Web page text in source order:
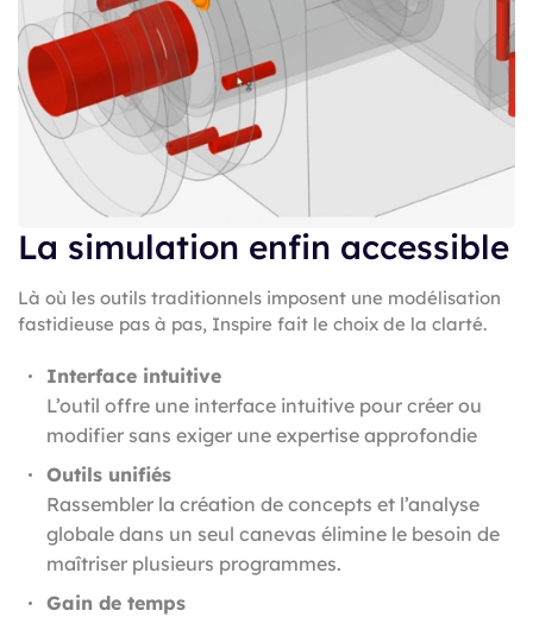
La simulation enfin accessible
Là où les outils traditionnels imposent une modélisation
fastidieuse pas à pas, Inspire fait le choix de la clarté.
Interface intuitive
L’outil offre une interface intuitive pour créer ou
modifier sans exiger une expertise approfondie
Outils unifiés
Rassembler la création de concepts et l’analyse
globale dans un seul canevas élimine le besoin de
maîtriser plusieurs programmes.
Gain de temps